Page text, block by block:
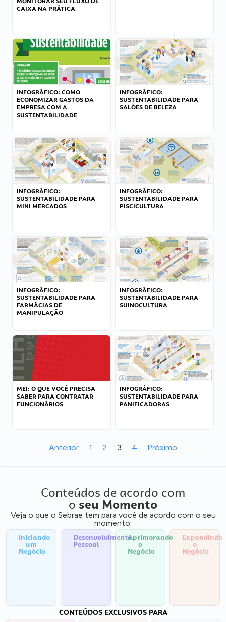
CAIXA NA PRÁTICA
INFOGRÁFICO: COMO
ECONOMIZAR GASTOS DA
EMPRESA COM A
SUSTENTABILIDADE
INFOGRÁFICO:
SUSTENTABILIDADE PARA
SALÕES DE BELEZA
INFOGRÁFICO:
SUSTENTABILIDADE PARA
MINI MERCADOS
INFOGRÁFICO:
SUSTENTABILIDADE PARA
PISCICULTURA
INFOGRÁFICO:
SUSTENTABILIDADE PARA
FARMÁCIAS DE
MANIPULAÇÃO
INFOGRÁFICO:
SUSTENTABILIDADE PARA
SUINOCULTURA
MEI: O QUE VOCÊ PRECISA
SABER PARA CONTRATAR
FUNCIONÁRIOS
INFOGRÁFICO:
SUSTENTABILIDADE PARA
PANIFICADORAS
Anterior 1 2 3 4 Próximo
Conteúdos de acordo com
o seu Momento
Veja o que o Sebrae tem para você de acordo com o seu
momento:
Iniciando
um
Negócio
Desenvolvimento
Pessoal
Aprimorando
o
Negócio
Expandindo
o
Negócio
CONTEÚDOS EXCLUSIVOS PARA